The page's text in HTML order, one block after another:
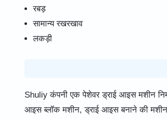
रबड़
सामान्य रखरखाव
लकड़ी
Shuliy कंपनी एक पेशेवर ड्राई आइस मशीन
आइस ब्लॉक मशीन, ड्राई आइस बनाने की